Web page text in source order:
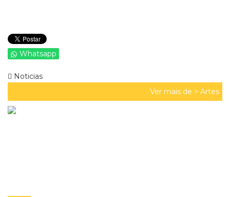
Whatsapp
Noticias
Ver mais de > Artes